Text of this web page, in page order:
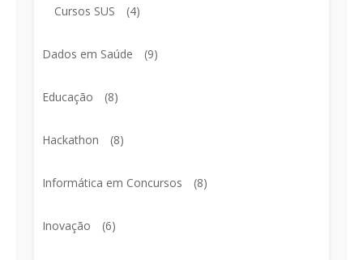
Cursos SUS (4)
Dados em Saúde (9)
Educação (8)
Hackathon (8)
Informática em Concursos (8)
Inovação (6)